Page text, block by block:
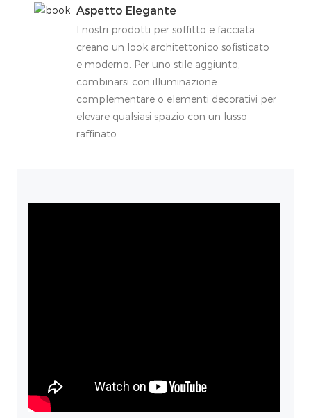
Aspetto Elegante
I nostri prodotti per soffitto e facciata
creano un look architettonico sofisticato
e moderno. Per uno stile aggiunto,
combinarsi con illuminazione
complementare o elementi decorativi per
elevare qualsiasi spazio con un lusso
raffinato.